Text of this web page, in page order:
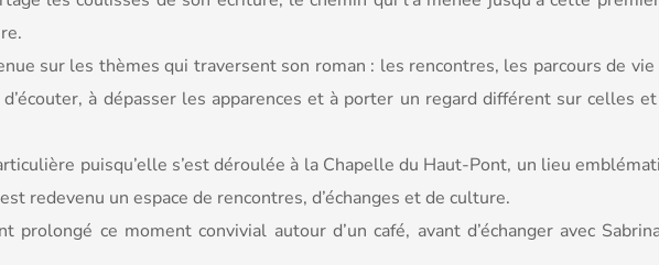
sur les thèmes qui traversent son roman : les rencontres, les parcours de
à dépasser les apparences et à porter un regard différent sur celles
puisqu’elle s’est déroulée à la Chapelle du Haut-Pont, un lieu
redevenu un espace de rencontres, d’échanges et de culture.
ce moment convivial autour d’un café, avant d’échanger avec